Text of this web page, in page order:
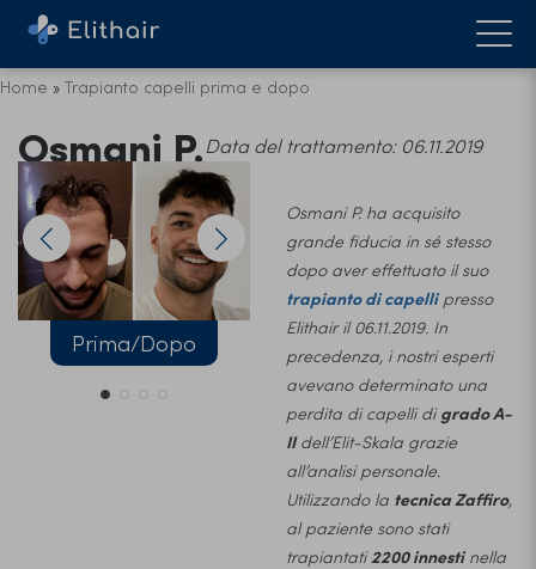
Home » Trapianto capelli prima e dopo
Osmani P.Data del trattamento: 06.11.2019
Prima/Dopo Prima
Osmani P. ha acquisito
grande fiducia in sé stesso
dopo aver effettuato il suo
trapianto di capellipresso
Elithair il 06.11.2019. In
precedenza, i nostri esperti
avevano determinato una
perdita di capelli digrado A-
IIdell’Elit-Skala grazie
all’analisi personale.
Utilizzando la tecnica Zaffiro,
al paziente sono stati
trapiantati2200 innestinella